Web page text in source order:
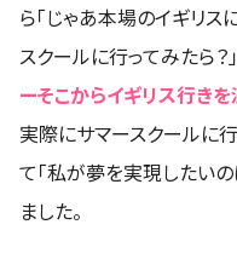
ら「じゃあ本場のイギリ
スクールに行ってみたら？
ーそこからイギリス行き
実際にサマースクールに
て「私が夢を実現したいの
ました。